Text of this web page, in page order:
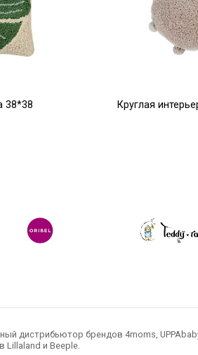
38*38
Круглая
дистрибьютор брендов 4moms,
Lillaland и Beeple.